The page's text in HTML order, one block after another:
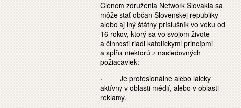
Členom združenia Network Slovakia sa
môže stať občan Slovenskej republiky
alebo aj iný štátny príslušník vo veku od
16 rokov, ktorý sa vo svojom živote
a činnosti riadi katolíckymi princípmi
a spĺňa niektorú z nasledovných
požiadaviek:
· Je profesionálne alebo laicky
aktívny v oblasti médií, alebo v oblasti
reklamy.